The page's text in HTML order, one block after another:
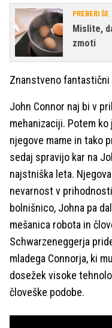
PREBERI ŠE
Mislite,
zmoti
Znanstveno fantastični
John Connor naj bi v
mehanizaciji. Potem
njegove mame in tako
sedaj spravijo kar na
najstniška leta.
nevarnost v
bolnišnico, Johna pa
mešanica robota in
Schwarzeneggerja
mladega Connorja, ki
dosežek visoke
človeške podobe.